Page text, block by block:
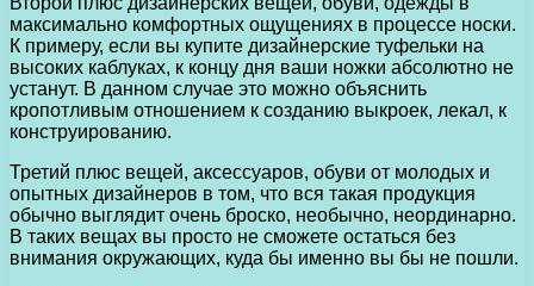
максимально комфортных ощущениях в процессе носки.
К примеру, если вы купите дизайнерские туфельки на
высоких каблуках, к концу дня ваши ножки абсолютно не
устанут. В данном случае это можно объяснить
кропотливым отношением к созданию выкроек, лекал, к
конструированию.
Третий плюс вещей, аксессуаров, обуви от молодых и
опытных дизайнеров в том, что вся такая продукция
обычно выглядит очень броско, необычно, неординарно.
В таких вещах вы просто не сможете остаться без
внимания окружающих, куда бы именно вы бы не пошли.